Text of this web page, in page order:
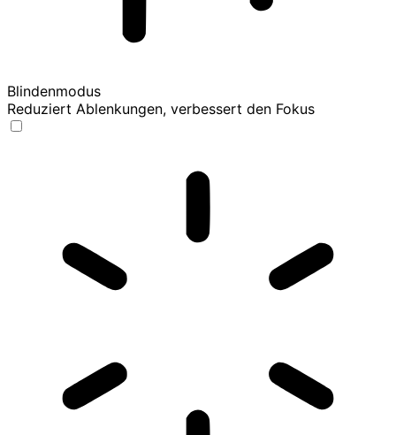
Blindenmodus
Reduziert Ablenkungen, verbessert den Fokus